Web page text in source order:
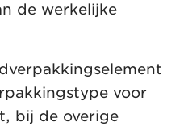
de werkelijke
voor
bij de overige